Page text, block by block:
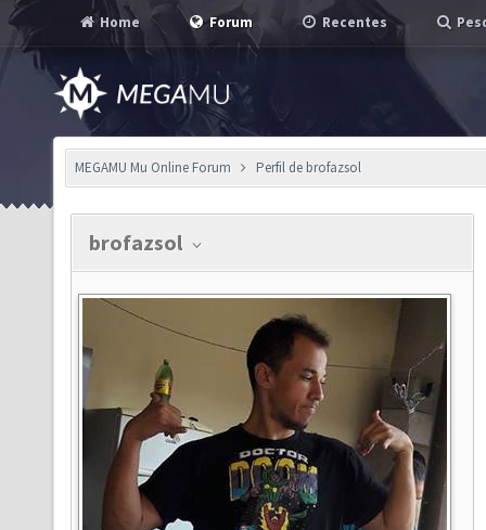
Home Forum Recentes
MEGAMU Mu Online Forum Perfil de brofazsol
brofazsol